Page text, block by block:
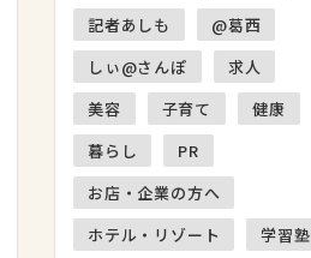
記者あしも
@葛西
しぃ@さんぽ
求人
美容
子育て
健康
暮らし
PR
お店・企業の方へ
ホテル・リゾート
学習塾